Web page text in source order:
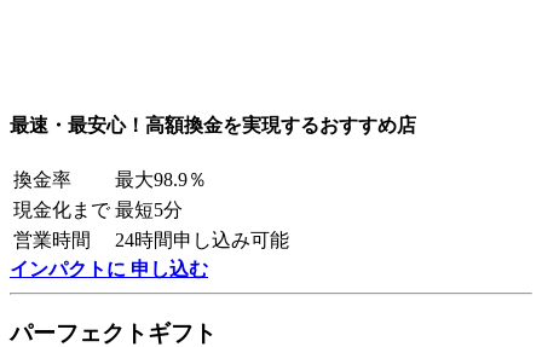
最速・最安心！高額換金を実現するおすすめ店
換金率
最大98.9％
現金化まで 最短5分
営業時間
24時間申し込み可能
インパクトに 申し込む
パーフェクトギフト